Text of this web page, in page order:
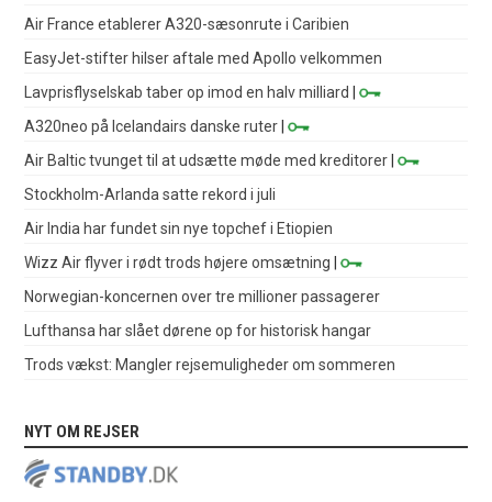
Air France etablerer A320-sæsonrute i Caribien
EasyJet-stifter hilser aftale med Apollo velkommen
Lavprisflyselskab taber op imod en halv milliard
|
A320neo på Icelandairs danske ruter |
Air Baltic tvunget til at udsætte møde med kreditorer |
Stockholm-Arlanda satte rekord i juli
Air India har fundet sin nye topchef i Etiopien
Wizz Air flyver i rødt trods højere omsætning |
Norwegian-koncernen over tre millioner passagerer
Lufthansa har slået dørene op for historisk hangar
Trods vækst: Mangler rejsemuligheder om sommeren
NYT OM REJSER